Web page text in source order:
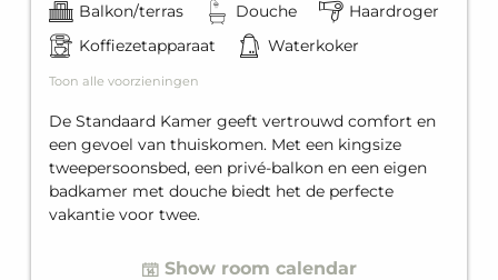
Balkon/terras Douche
Haardroger
Koffiezetapparaat
Waterkoker
Toon alle voorzieningen
De Standaard Kamer geeft vertrouwd comfort en
een gevoel van thuiskomen. Met een kingsize
tweepersoonsbed, een privé-balkon en een eigen
badkamer met douche biedt het de perfecte
vakantie voor twee.
Show room calendar